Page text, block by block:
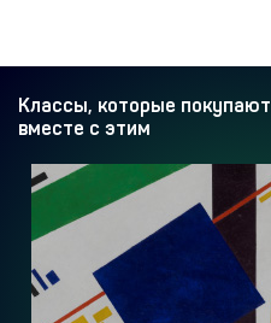
Классы, которые покупают
вместе с этим